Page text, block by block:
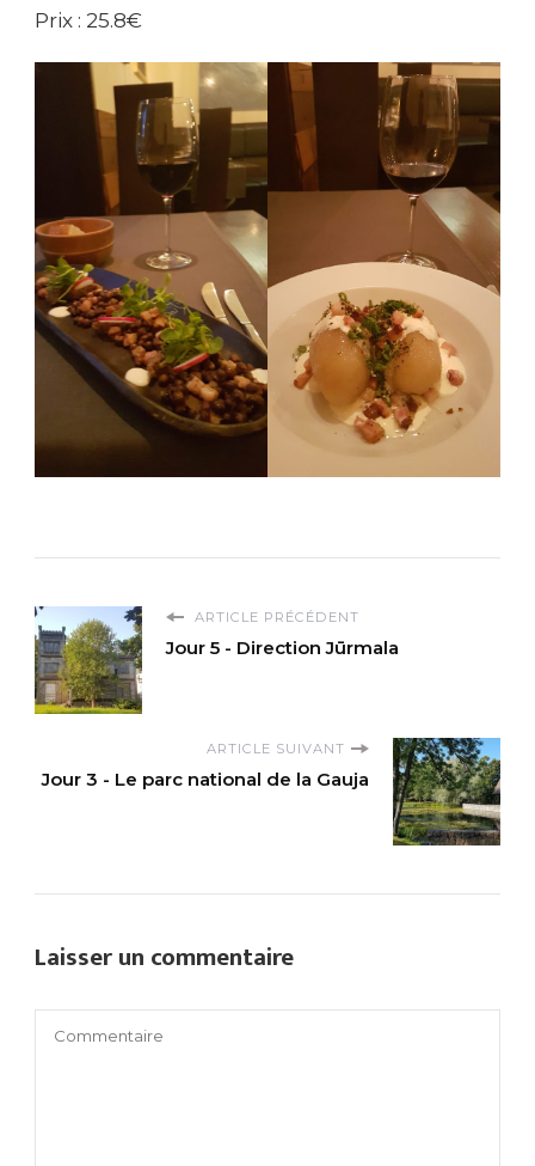
Prix : 25.8€
ARTICLE PRÉCÉDENT
Jour 5 - Direction Jūrmala
ARTICLE SUIVANT
Jour 3 - Le parc national de la Gauja
Laisser un commentaire